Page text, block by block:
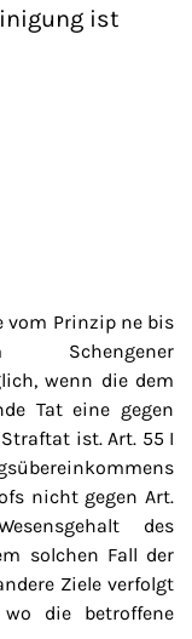
ist
vom Prinzip ne bis
wenn die dem
Tat eine gegen
ist. Art. 55 I
nicht gegen Art.
des
solchen Fall der
Ziele verfolgt
die betroffene